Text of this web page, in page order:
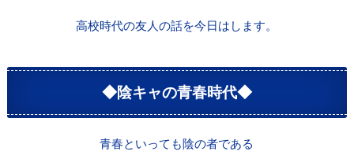
高校時代の友人の話を今日はします。
◆陰キャの青春時代◆
青春といっても陰の者である